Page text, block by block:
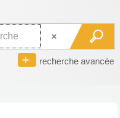
recherche avancée